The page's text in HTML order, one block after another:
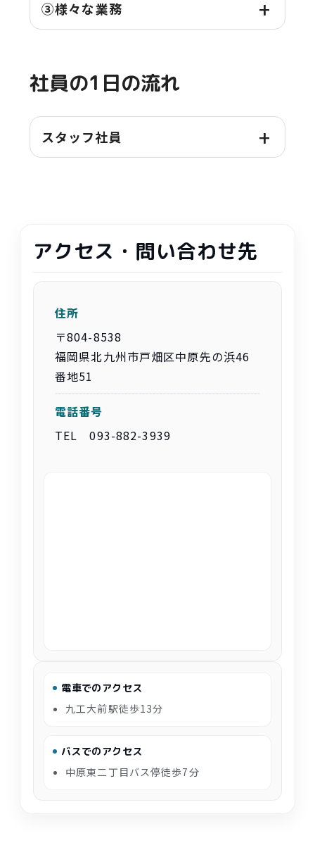
③様々な業務
社員の1 日の流れ
スタッフ社員
アクセス・ 問い合わせ先
住所
〒804-8538
福岡県北九州市戸畑区中原先の浜46
番地51
電話番号
TEL 093-882-3939
電車でのアクセス
九工大前駅徒歩13分
バスでのアクセス
中原東二 丁目バス停徒歩7分